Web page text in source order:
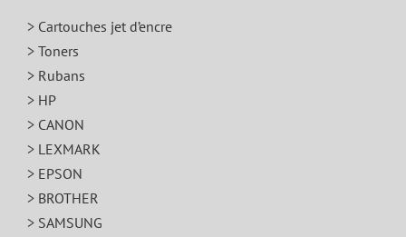
> Cartouches jet d’encre
> Toners
> Rubans
> HP
> CANON
> LEXMARK
> EPSON
> BROTHER
> SAMSUNG